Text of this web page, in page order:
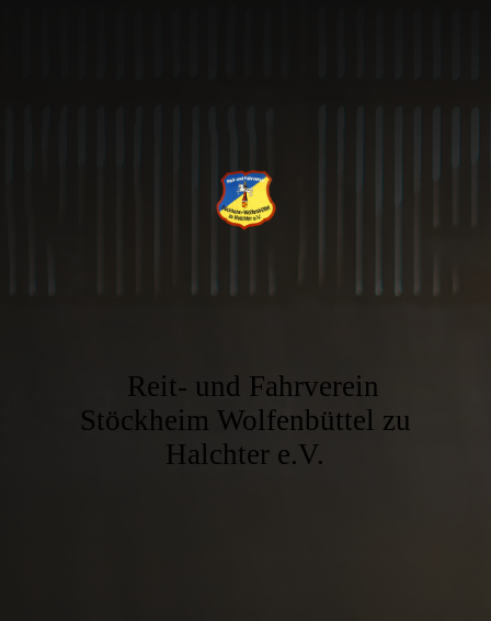
Reit- und Fahrverein
Stöckheim Wolfenbüttel zu
Halchter e.V.